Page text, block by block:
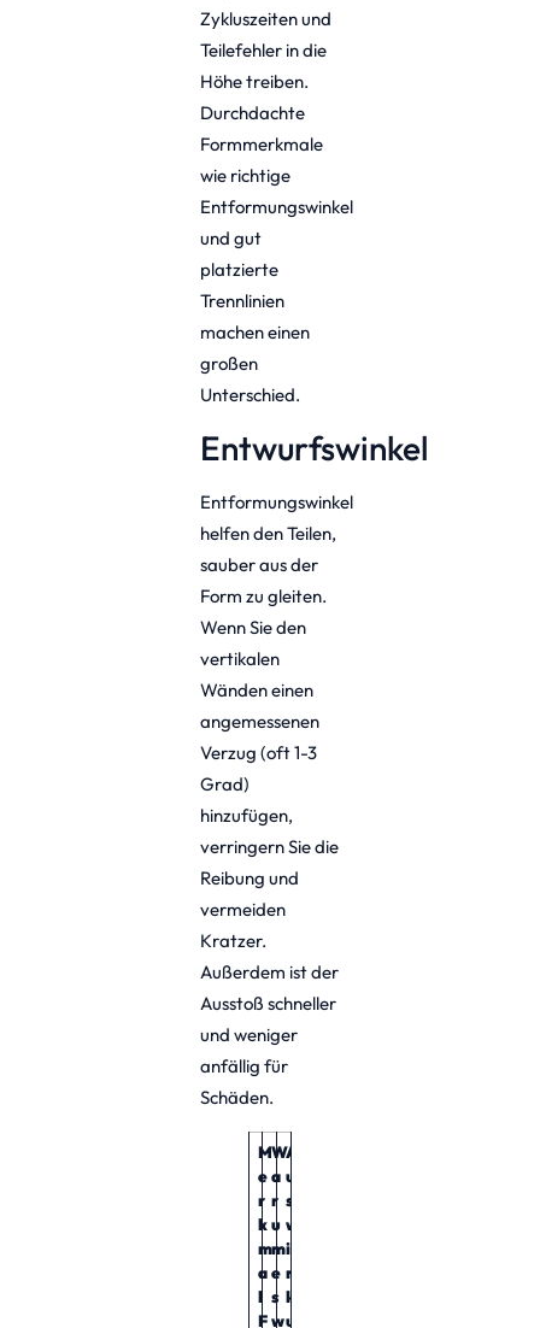
Zykluszeiten und
Teilefehler in die
Höhe treiben.
Durchdachte
Formmerkmale
wie richtige
Entformungswinkel
und gut
platzierte
Trennlinien
machen einen
großen
Unterschied.
Entwurfswinkel
Entformungswinkel
helfen den Teilen,
sauber aus der
Form zu gleiten.
Wenn Sie den
vertikalen
Wänden einen
angemessenen
Verzug (oft 1-3
Grad)
hinzufügen,
verringern Sie die
Reibung und
vermeiden
Kratzer.
Außerdem ist der
Ausstoß schneller
und weniger
anfällig für
Schäden.
M
e
r
k
m
a
l
F
W
a
r
u
m
e
s
w
A
u
s
w
i
r
k
u